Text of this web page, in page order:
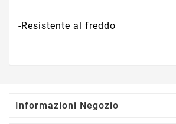
-Resistente al freddo
Informazioni Negozio